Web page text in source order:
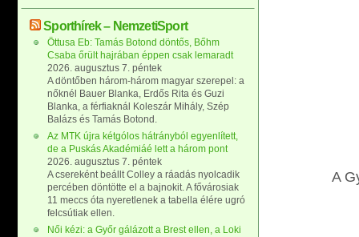
A
Sporthírek – NemzetiSport
Öttusa Eb: Tamás Botond döntős, Bőhm
Csaba őrült hajrában éppen csak lemaradt
2026. augusztus 7. péntek
A döntőben három-három magyar szerepel: a
nőknél Bauer Blanka, Erdős Rita és Guzi
Blanka, a férfiaknál Koleszár Mihály, Szép
Balázs és Tamás Botond.
Az MTK újra kétgólos hátrányból egyenlített,
de a Puskás Akadémiáé lett a három pont
2026. augusztus 7. péntek
A csereként beállt Colley a ráadás nyolcadik
percében döntötte el a bajnokit. A fővárosiak
11 meccs óta nyeretlenek a tabella élére ugró
felcsútiak ellen.
Női kézi: a Győr gálázott a Brest ellen, a Loki